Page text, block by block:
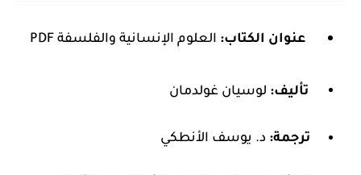
عنوان الكتاب: العلوم الإنسانية والفلسفة PDF
تأليف: لوسيان غولدمان
ترجمة: د. يوسف الأنطكي